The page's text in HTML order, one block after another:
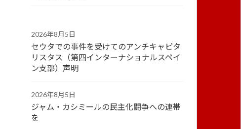
2026年8月5日
セウタでの事件を受けてのアンチキャピタ
リスタス（第四インターナショナルスペイ
ン支部）声明
2026年8月5日
ジャム・カシミールの民主化闘争への連帯
を